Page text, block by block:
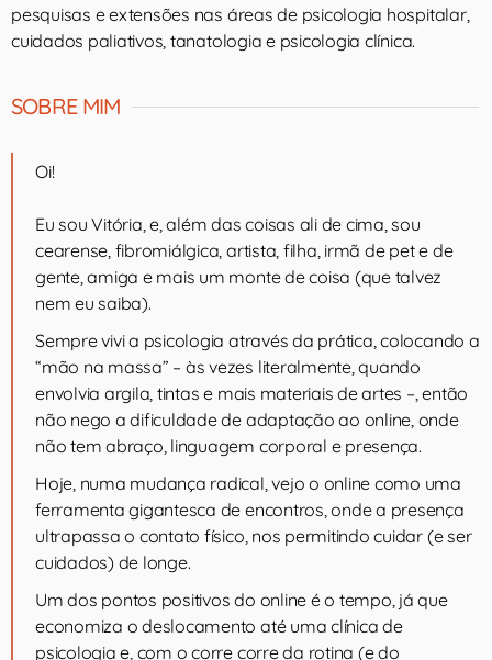
pesquisas e extensões nas áreas de psicologia hospitalar,
cuidados paliativos, tanatologia e psicologia clínica.
SOBRE MIM
Oi!
Eu sou Vitória, e, além das coisas ali de cima, sou
cearense, fibromiálgica, artista, filha, irmã de pet e de
gente, amiga e mais um monte de coisa (que talvez
nem eu saiba).
Sempre vivi a psicologia através da prática, colocando a
“mão na massa” – às vezes literalmente, quando
envolvia argila, tintas e mais materiais de artes –, então
não nego a dificuldade de adaptação ao online, onde
não tem abraço, linguagem corporal e presença.
Hoje, numa mudança radical, vejo o online como uma
ferramenta gigantesca de encontros, onde a presença
ultrapassa o contato físico, nos permitindo cuidar (e ser
cuidados) de longe.
Um dos pontos positivos do online é o tempo, já que
economiza o deslocamento até uma clínica de
psicologia e, com o corre corre da rotina (e do